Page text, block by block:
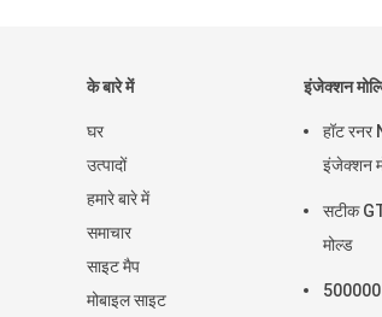
के बारे में
घर
उत्पादों
हमारे बारे में
समाचार
साइट मैप
मोबाइल साइट
इंजेक्शन
हॉट रनर
इंजेक्शन
सटीक
मोल्ड
500000